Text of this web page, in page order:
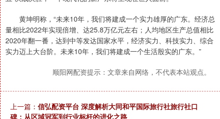
黄坤明称，“未来10年，我们将建成一个实力雄厚的广东。经济总
量相比2022年实现倍增、达25.8万亿元左右；人均地区生产总值相比
2020年翻一番，达到中等发达国家水平，经济实力、科技实力、综合
实力迈上大台阶。未来10年，我们将建成一个生活殷实的广东。”
顺阳网配资提示：文章来自网络，不代表本站观点。
上一篇： 信弘配资平台 深度解析大同和平国际旅行社旅行社口
碑：从区域冠军到行业标杆的进化之路